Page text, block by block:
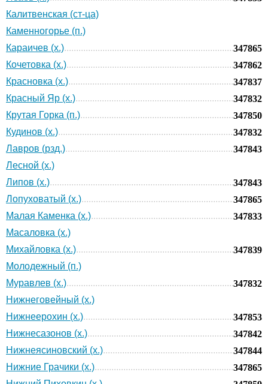
Калитвенская (ст-ца)
Каменногорье (п.)
Караичев (х.)
347865
Кочетовка (х.)
347862
Красновка (х.)
347837
Красный Яр (х.)
347832
Крутая Горка (п.)
347850
Кудинов (х.)
347832
Лавров (рзд.)
347843
Лесной (х.)
Липов (х.)
347843
Лопуховатый (х.)
347865
Малая Каменка (х.)
347833
Масаловка (х.)
Михайловка (х.)
347839
Молодежный (п.)
Муравлев (х.)
347832
Нижнеговейный (х.)
Нижнеерохин (х.)
347853
Нижнесазонов (х.)
347842
Нижнеясиновский (х.)
347844
Нижние Грачики (х.)
347865